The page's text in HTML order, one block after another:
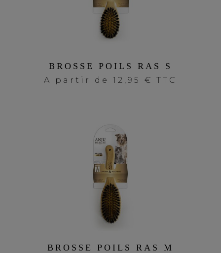
BROSSE POILS RAS S
A partir de 12,95 € TTC
BROSSE POILS RAS M